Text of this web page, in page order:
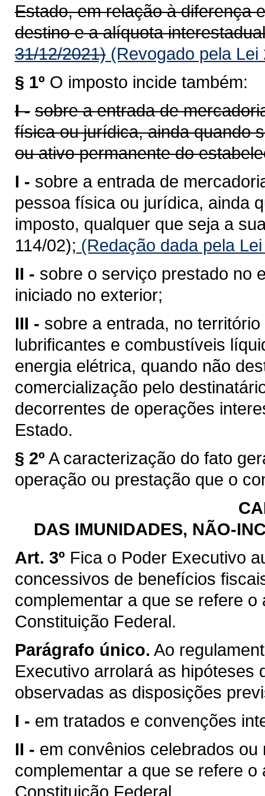
Estado, em relação à diferença
destino e a alíquota
31/12/2021) (Revogado pela
§ 1º O imposto incide também:
I - sobre a entrada de
física ou jurídica, ainda quando
ou ativo permanente do
I - sobre a entrada de
pessoa física ou jurídica, ainda
imposto, qualquer que seja a
114/02); (Redação dada pela
II - sobre o serviço prestado no
iniciado no exterior;
III - sobre a entrada, no
lubrificantes e combustíveis
energia elétrica, quando não
comercialização pelo
decorrentes de operações
Estado.
§ 2º A caracterização do fato
operação ou prestação que o
DAS IMUNIDADES, NÃO-
Art. 3º Fica o Poder Executivo
concessivos de benefícios
complementar a que se refere
Constituição Federal.
Parágrafo único. Ao
Executivo arrolará as hipóteses
observadas as disposições
I - em tratados e convenções
II - em convênios celebrados
complementar a que se refere
Constituição Federal.